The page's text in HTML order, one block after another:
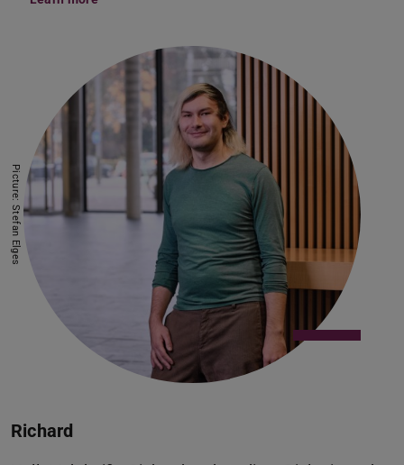
Picture: Stefan Elges
Richard